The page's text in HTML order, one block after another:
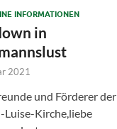
INFORMATIONEN
in
2021
und Förderer der
Luise-Kirche,liebe